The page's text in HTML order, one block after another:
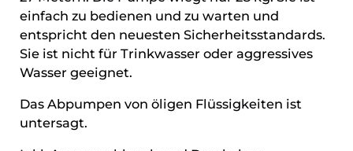
einfach zu bedienen und zu warten und
entspricht den neuesten Sicherheitsstandards.
Sie ist nicht für Trinkwasser oder aggressives
Wasser geeignet.
Das Abpumpen von öligen Flüssigkeiten ist
untersagt.